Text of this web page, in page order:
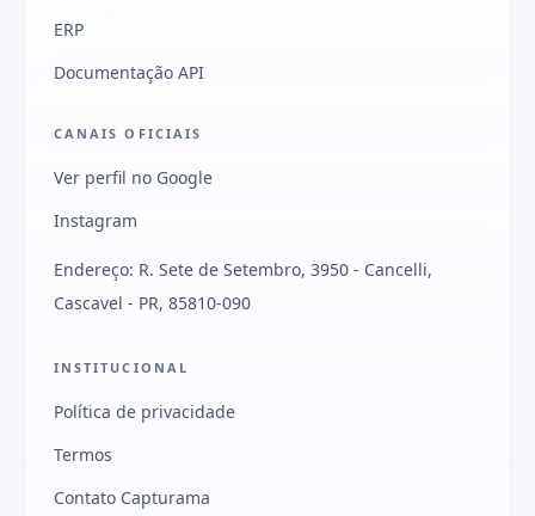
ERP
Documentação API
CANAIS OFICIAIS
Ver perfil no Google
Instagram
Endereço: R. Sete de Setembro, 3950 - Cancelli,
Cascavel - PR, 85810-090
INSTITUCIONAL
Política de privacidade
Termos
Contato Capturama